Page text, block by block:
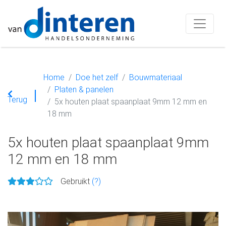
Terug
Home Doe het zelf
Bouwmateriaal
Platen & panelen
5x houten plaat spaanplaat 9mm 12 mm en
18 mm
5x houten plaat spaanplaat 9mm
12 mm en 18 mm
Gebruikt (?)